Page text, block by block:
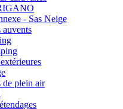
- Sas Neige
auvents
de plein air